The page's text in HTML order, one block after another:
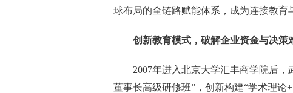
球布局的全链路赋能体系，成为连接教育
创新教育模式，破解企业资金与决策
2007年进入北京大学汇丰商学院后
董事长高级研修班”，创新构建“学术理论